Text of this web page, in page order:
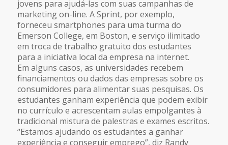
jovens para ajudá-las com suas campanhas de
marketing on-line. A Sprint, por exemplo,
forneceu smartphones para uma turma do
Emerson College, em Boston, e serviço ilimitado
em troca de trabalho gratuito dos estudantes
para a iniciativa local da empresa na internet.
Em alguns casos, as universidades recebem
financiamentos ou dados das empresas sobre os
consumidores para alimentar suas pesquisas. Os
estudantes ganham experiência que podem exibir
no currículo e acrescentam aulas empolgantes à
tradicional mistura de palestras e exames escritos.
“Estamos ajudando os estudantes a ganhar
experiência e conseguir emprego”, diz Randy